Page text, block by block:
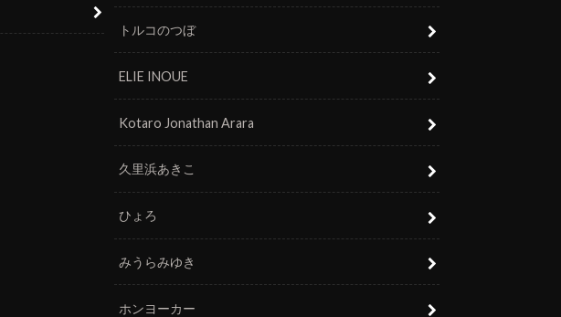
トルコのつぼ
ELIE INOUE
Kotaro Jonathan Arara
久里浜あきこ
ひょろ
みうらみゆき
ホンヨーカー